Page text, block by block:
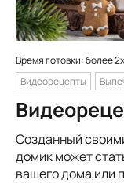
Время готовки: более
Видеорецепты
Созданный
домик может
вашего дома или